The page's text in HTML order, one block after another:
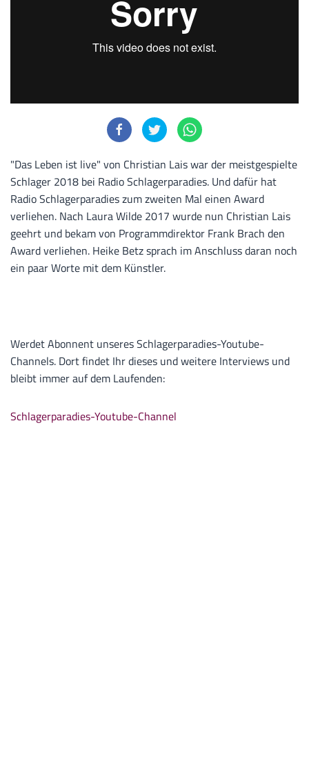
"Das Leben ist live" von Christian Lais war der meistgespielte
Schlager 2018 bei Radio Schlagerparadies. Und dafür hat
Radio Schlagerparadies zum zweiten Mal einen Award
verliehen. Nach Laura Wilde 2017 wurde nun Christian Lais
geehrt und bekam von Programmdirektor Frank Brach den
Award verliehen. Heike Betz sprach im Anschluss daran noch
ein paar Worte mit dem Künstler.
Werdet Abonnent unseres Schlagerparadies-Youtube-
Channels. Dort findet Ihr dieses und weitere Interviews und
bleibt immer auf dem Laufenden:
Schlagerparadies-Youtube-Channel